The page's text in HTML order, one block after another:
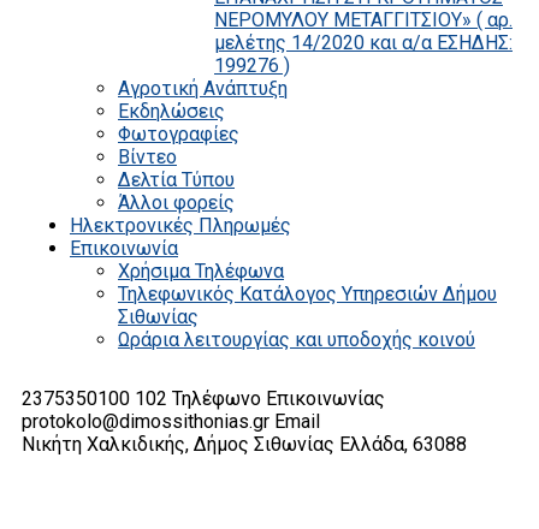
ΝΕΡΟΜΥΛΟΥ ΜΕΤΑΓΓΙΤΣΙΟΥ» ( αρ.
μελέτης 14/2020 και α/α ΕΣΗΔΗΣ:
199276 )
Αγροτική Ανάπτυξη
Εκδηλώσεις
Φωτογραφίες
Βίντεο
Δελτία Τύπου
Άλλοι φορείς
Ηλεκτρονικές Πληρωμές
Επικοινωνία
Χρήσιμα Τηλέφωνα
Τηλεφωνικός Κατάλογος Υπηρεσιών Δήμου
Σιθωνίας
Ωράρια λειτουργίας και υποδοχής κοινού
2375350100 102 Τηλέφωνο Επικοινωνίας
protokolo@dimossithonias.gr Email
Νικήτη Χαλκιδικής, Δήμος Σιθωνίας Ελλάδα, 63088